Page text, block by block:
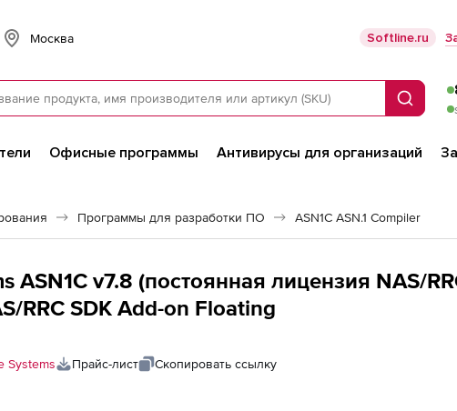
Москва Softline.ru
Поиск
Офисные программы Антивирусы для организаций
Программы для разработки ПО ASN1C ASN.1 Compiler
ASN1C v7.8 (постоянная лицензия NAS/
RRC SDK Add-on Floating
Systems Прайс-лист Скопировать ссылку